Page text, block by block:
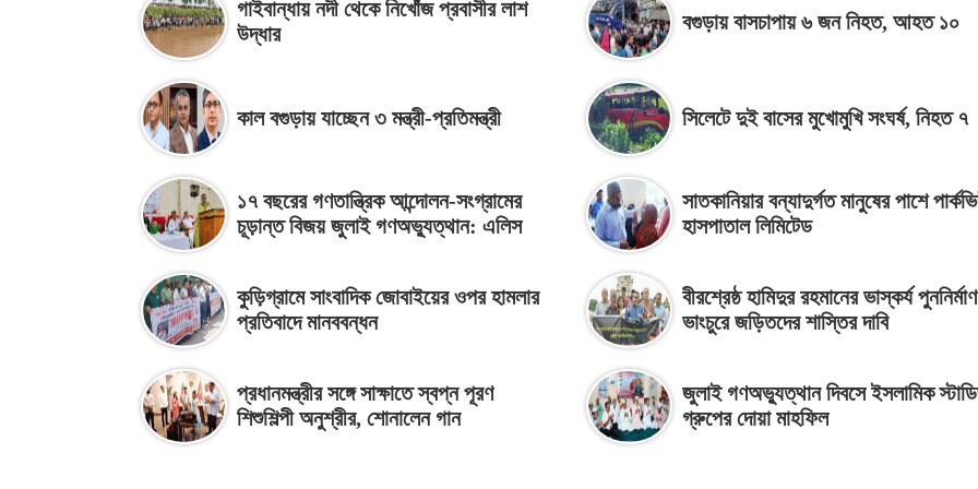
গাইবান্ধায় নদী থেকে নিখোঁজ প্রবাসীর লাশ
উদ্ধার
বগুড়ায় বাসচাপায় ৬ জন নিহত, আহত ১০
কাল বগুড়ায় যাচ্ছেন ৩ মন্ত্রী-প্রতিমন্ত্রী সিলেটে দুই বাসের মুখোমুখি সংঘর্ষ, নিহত ৭
১৭ বছরের গণতান্ত্রিক আন্দোলন-সংগ্রামের
চূড়ান্ত বিজয় জুলাই গণঅভ্যুত্থান: এলিস
সাতকানিয়ার বন্যাদুর্গত মানুষের পাশে
হাসপাতাল লিমিটেড
কুড়িগ্রামে সাংবাদিক জোবাইয়ের ওপর হামলার
প্রতিবাদে মানববন্ধন
বীরশ্রেষ্ঠ হামিদুর রহমানের ভাস্কর্য
ভাংচুরে জড়িতদের শাস্তির দাবি
প্রধানমন্ত্রীর সঙ্গে সাক্ষাতে স্বপ্ন পূরণ
শিশুশিল্পী অনুশ্রীর, শোনালেন গান
জুলাই গণঅভ্যুত্থান দিবসে ইসলামিক
গ্রুপের দোয়া মাহফিল